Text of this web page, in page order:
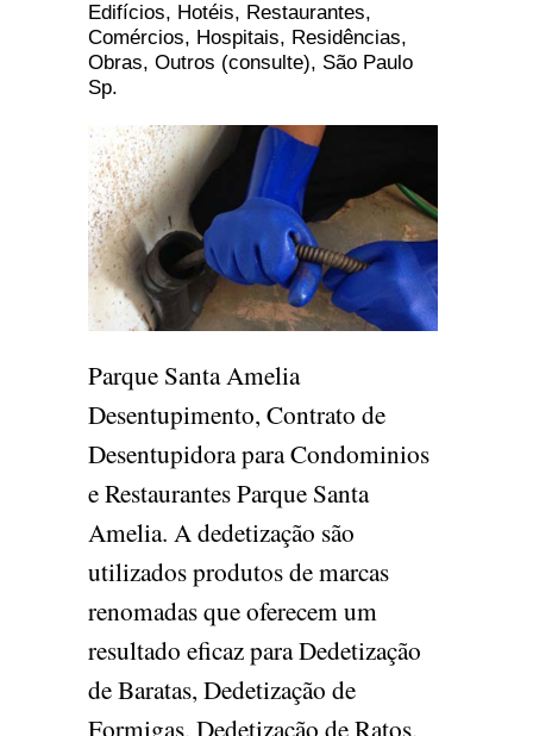
Edifícios, Hotéis, Restaurantes,
Comércios, Hospitais, Residências,
Obras, Outros (consulte), São Paulo
Sp.
Parque Santa Amelia
Desentupimento, Contrato de
Desentupidora para Condominios
e Restaurantes Parque Santa
Amelia. A dedetização são
utilizados produtos de marcas
renomadas que oferecem um
resultado eficaz para Dedetização
de Baratas, Dedetização de
Formigas, Dedetização de Ratos,